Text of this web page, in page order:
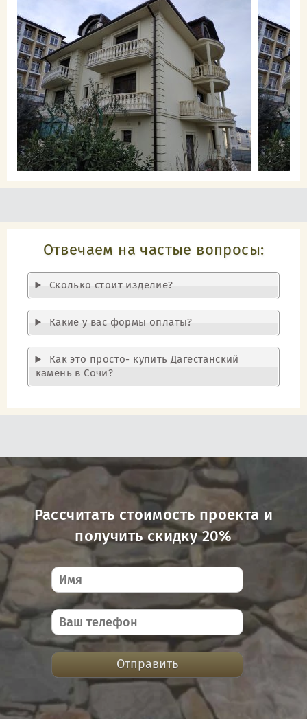
Отвечаем на частые вопросы:
Cколько стоит изделие?
Какие у вас формы оплаты?
Как это просто- купить Дагестанский
камень в Сочи?
Рассчитать стоимость проекта и
получить скидку 20%
Отправить